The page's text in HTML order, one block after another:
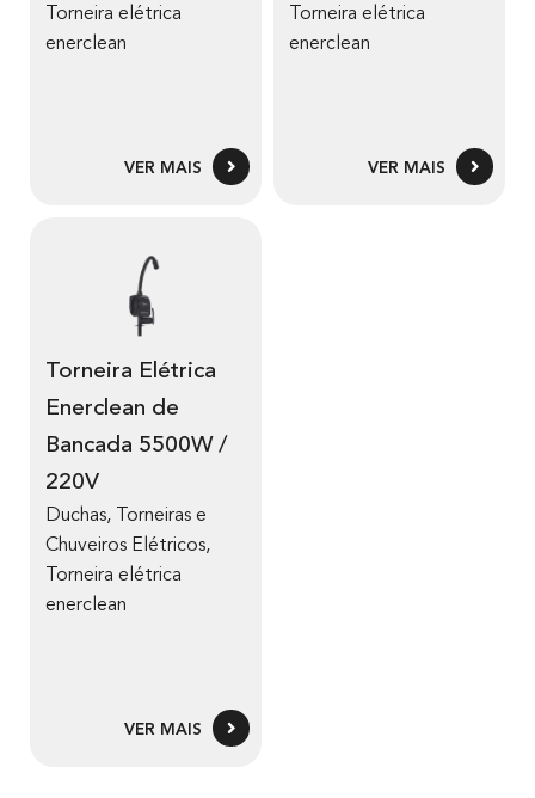
Torneira elétrica
enerclean
VER MAIS
Torneira elétrica
enerclean
VER MAIS
Torneira Elétrica
Enerclean de
Bancada 5500W /
220V
Duchas, Torneiras e
Chuveiros Elétricos,
Torneira elétrica
enerclean
VER MAIS